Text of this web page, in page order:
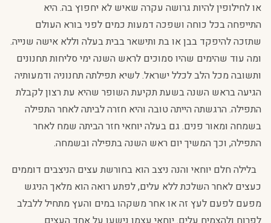
או לחילופין להיות גרושה עקרה שאיש לא יחפוץ בה. היא
התייפחה בכל כוחה ושפכה דמעות כמים לפני בורא העולם
שתזכה להיפקד בבן או בת ותישאר בבית בעלה וללא אישה שנייה.
ומה עוד שהימים שהיו סמוכים לראש השנה ימי סליחות תחנונים
ותשובה מכל הלב לכלל ישראל. לשיא תפילתה תחנוניה ודמעותיה
הגיעה בראש השנה בשעת תקיעת השופר שהיא עת רצון לקבלת
התפילה. הרגשתה הייתה טובה והיא חזרה לביתה לאחר התפילה
בשמחה ומאור פנים. גם בעלה יוחאי חזר הביתה שמח לאחר
התפילה, וכך המשיך יום ראש השנה בתפילה ובשמחה.
בלילה חלם יוחאי והנה ניצב הוא בחורשת עצים הניצבים דוממים
כעצים לאחר השלכת ללא עלים, לפתע רואה הוא מלאך הניגש
מפעם לפעם לעץ זה או אחר משקהו במים והעץ מתחיל ללבלב